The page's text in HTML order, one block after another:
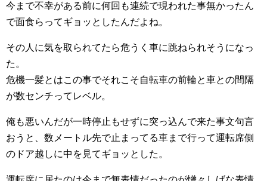
今まで不幸がある前に何回も連続で現われた事無かったん
で面食らってギョッとしたんだよね。
その人に気を取られてたら危うく車に跳ねられそうになっ
た。
危機一髪とはこの事でそれこそ自転車の前輪と車との間隔
が数センチってレベル。
俺も悪いんだが一時停止もせずに突っ込んで来た事文句言
おうと、数メートル先で止まってる車まで行って運転席側
のドア越しに中を見てギョッとした。